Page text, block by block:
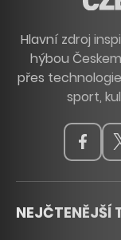
Hlavní zdroj
hýbou
přes
sport,
NEJČTENĚJŠÍ